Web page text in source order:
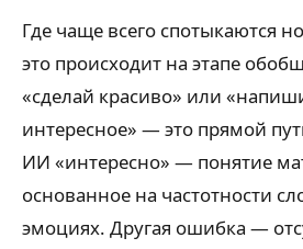
Где чаще всего спотыкаются
это происходит на этапе
«сделай красиво» или
интересное» — это прямой
ИИ «интересно» — понятие
основанное на частотности
эмоциях. Другая ошибка —